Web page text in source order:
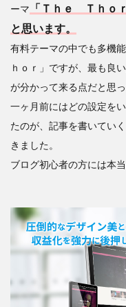
ーマ 「Ｔｈｅ Ｔｈｏ
と思います。
有料テーマの中でも多機
ｈｏｒ」ですが、最も良
が分かって来る点だと思っ
一ヶ月前にはどの設定を
たのが、記事を書いてい
きました。
ブログ初心者の方には本